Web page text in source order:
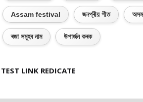
Assam festival জনপ্ৰীয় গীত
ৰজা সমূহৰ নাম উপাৰ্জন কৰক
TEST LINK REDICATE